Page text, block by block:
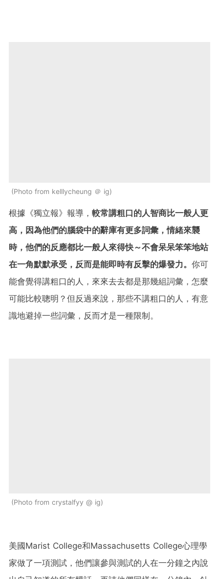
Photo from kelllycheung ＠ ig
根據《獨立報》報導， 較常講粗口的人智商比一般人更
高，因為他們的腦袋中的辭庫有更多詞彙，情緒來襲
時，他們的反應都比一般人來得快～不會呆呆笨笨地站
在一角默默承受，反而是能即時有反擊的爆發力。 你可
能會覺得講粗口的人，來來去去都是那幾組詞彙，怎麼
可能比較聰明？但反過來說，那些不講粗口的人，有意
識地避掉一些詞彙，反而才是一種限制。
Photo from crystalfyy @ ig
美國Marist College和Massachusetts College心理學
家做了一項測試，他們讓參與測試的人在一分鐘之內說